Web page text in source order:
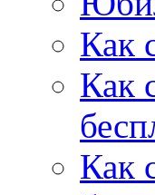
Как
Как
Как